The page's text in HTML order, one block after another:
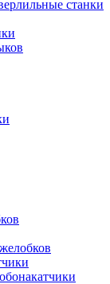
станки